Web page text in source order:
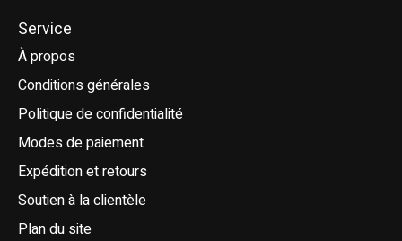
Service
À propos
Conditions générales
Politique de confidentialité
Modes de paiement
Expédition et retours
Soutien à la clientèle
Plan du site